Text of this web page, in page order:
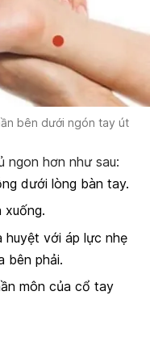
bên dưới ngón tay út
ngon hơn như sau:
dưới lòng bàn tay.
xuống.
huyệt với áp lực nhẹ
bên phải.
môn của cổ tay